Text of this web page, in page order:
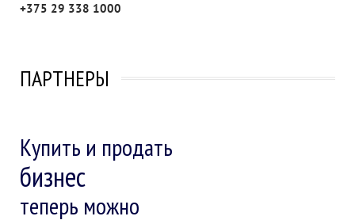
+375 29 338 1000
ПАРТНЕРЫ
Купить и продать
бизнес
теперь можно